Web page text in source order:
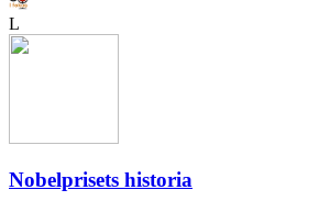
L
Nobelprisets historia